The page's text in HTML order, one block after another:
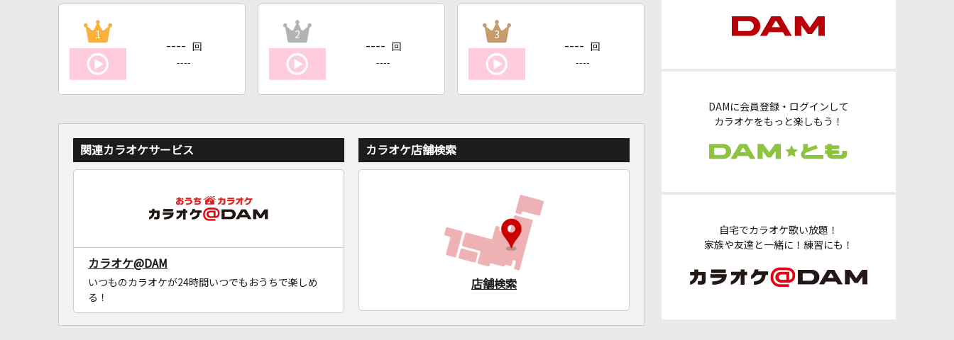
DAMに会員登録・ログインして
カラオケをもっと楽しもう！
自宅でカラオケ歌い放題！
家族や友達と一緒に！練習にも！
1
---- 回
----
2
---- 回
----
3
---- 回
----
関連カラオケサービス
カラオケ@DAM
いつものカラオケが24時間いつでもおうちで楽しめ
る！
カラオケ店舗検索
店舗検索